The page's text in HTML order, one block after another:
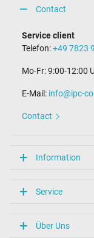
Micro USB / –
Mesures
Longueur / Largeur /
Sceau dapprobation
Singapore Safety
Catégorie
Contact
Service client
Telefon:+49 7823
Mo-Fr: 9:00-12:00
E-Mail: info@ipc-
Contact
Information
Service
Über Uns